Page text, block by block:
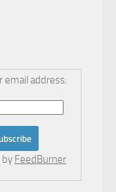
email address:
by FeedBurner